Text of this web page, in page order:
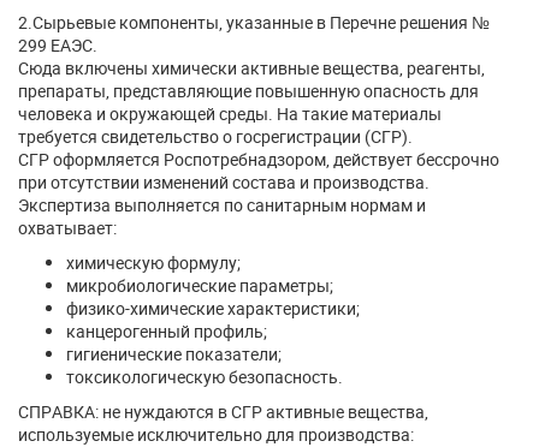
2.Сырьевые компоненты, указанные в Перечне решения №
299 ЕАЭС.
Сюда включены химически активные вещества, реагенты,
препараты, представляющие повышенную опасность для
человека и окружающей среды. На такие материалы
требуется свидетельство о госрегистрации (СГР).
СГР оформляется Роспотребнадзором, действует бессрочно
при отсутствии изменений состава и производства.
Экспертиза выполняется по санитарным нормам и
охватывает:
химическую формулу;
микробиологические параметры;
физико-химические характеристики;
канцерогенный профиль;
гигиенические показатели;
токсикологическую безопасность.
СПРАВКА: не нуждаются в СГР активные вещества,
используемые исключительно для производства: